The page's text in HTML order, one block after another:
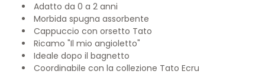
Adatto da 0 a 2 anni
Morbida spugna assorbente
Cappuccio con orsetto Tato
Ricamo "Il mio angioletto"
Ideale dopo il bagnetto
Coordinabile con la collezione Tato Ecru